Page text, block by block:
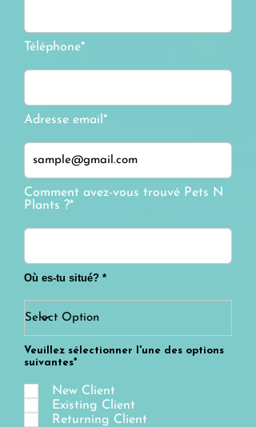
Téléphone*
Adresse email*
Comment avez-vous trouvé Pets N
Plants ?*
Où es-tu situé? *
Veuillez sélectionner l'une des options
suivantes*
New Client
Existing Client
Returning Client